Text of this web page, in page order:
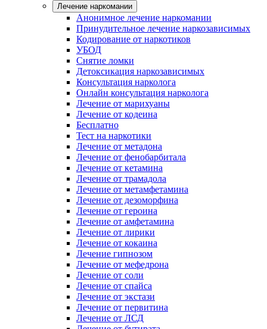
Лечение наркомании
Анонимное лечение наркомании
Принудительное лечение наркозависимых
Кодирование от наркотиков
УБОД
Снятие ломки
Детоксикация наркозависимых
Консультация нарколога
Онлайн консультация нарколога
Лечение от марихуаны
Лечение от кодеина
Бесплатно
Тест на наркотики
Лечение от метадона
Лечение от фенобарбитала
Лечение от кетамина
Лечение от трамадола
Лечение от метамфетамина
Лечение от дезоморфина
Лечение от героина
Лечение от амфетамина
Лечение от лирики
Лечение от кокаина
Лечение гипнозом
Лечение от мефедрона
Лечение от соли
Лечение от спайса
Лечение от экстази
Лечение от первитина
Лечение от ЛСД